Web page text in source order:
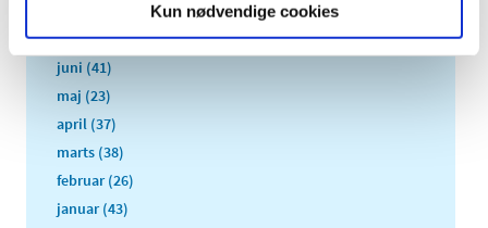
Kun nødvendige cookies
juli (43)
juni (41)
maj (23)
april (37)
marts (38)
februar (26)
januar (43)